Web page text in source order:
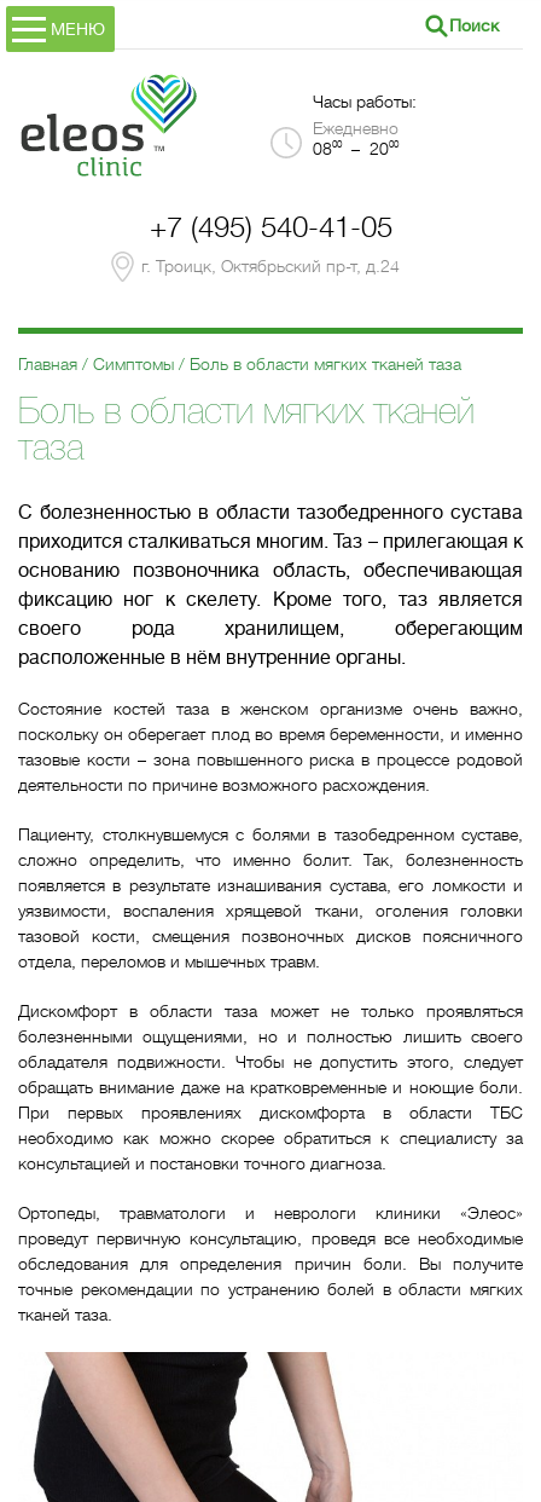
МЕНЮ Поиск
Часы работы:
Ежедневно
0800– 2000
+7 (495) 540-41-05
г. Троицк, Октябрьский пр-т, д.24
Главная Симптомы Боль в области мягких тканей таза
Боль в области мягких тканей
таза
С болезненностью в области тазобедренного сустава
приходится сталкиваться многим. Таз – прилегающая к
основанию позвоночника область, обеспечивающая
фиксацию ног к скелету. Кроме того, таз является
своего рода хранилищем, оберегающим
расположенные в нём внутренние органы.
Состояние костей таза в женском организме очень важно,
поскольку он оберегает плод во время беременности, и именно
тазовые кости – зона повышенного риска в процессе родовой
деятельности по причине возможного расхождения.
Пациенту, столкнувшемуся с болями в тазобедренном суставе,
сложно определить, что именно болит. Так, болезненность
появляется в результате изнашивания сустава, его ломкости и
уязвимости, воспаления хрящевой ткани, оголения головки
тазовой кости, смещения позвоночных дисков поясничного
отдела, переломов и мышечных травм.
Дискомфорт в области таза может не только проявляться
болезненными ощущениями, но и полностью лишить своего
обладателя подвижности. Чтобы не допустить этого, следует
обращать внимание даже на кратковременные и ноющие боли.
При первых проявлениях дискомфорта в области ТБС
необходимо как можно скорее обратиться к специалисту за
консультацией и постановки точного диагноза.
Ортопеды, травматологи и неврологи клиники «Элеос»
проведут первичную консультацию, проведя все необходимые
обследования для определения причин боли. Вы получите
точные рекомендации по устранению болей в области мягких
тканей таза.